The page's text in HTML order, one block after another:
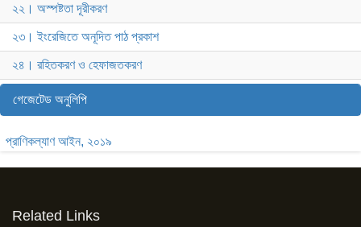
২২। অস্পষ্টতা দূরীকরণ
২৩। ইংরেজিতে অনূদিত পাঠ প্রকাশ
২৪। রহিতকরণ ও হেফাজতকরণ
গেজেটেড অনুলিপি
প্রাণিকল্যাণ আইন, ২০১৯
Related Links